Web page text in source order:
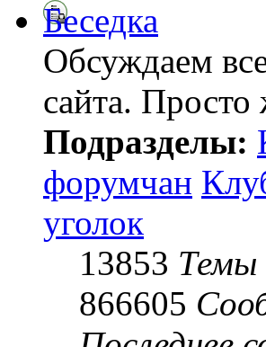
Беседка
Обсуждаем
сайта.
Подразделы:
форумчан
уголок
13853 Темы
866605